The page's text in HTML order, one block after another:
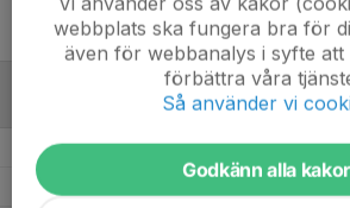
ALLA ÅR
Säsongen 24/25
Säsongen 23/24
webbplats ska fungera bra för
även för webbanalys i syfte att
förbättra våra
Så använder vi
Godkänn alla kakor